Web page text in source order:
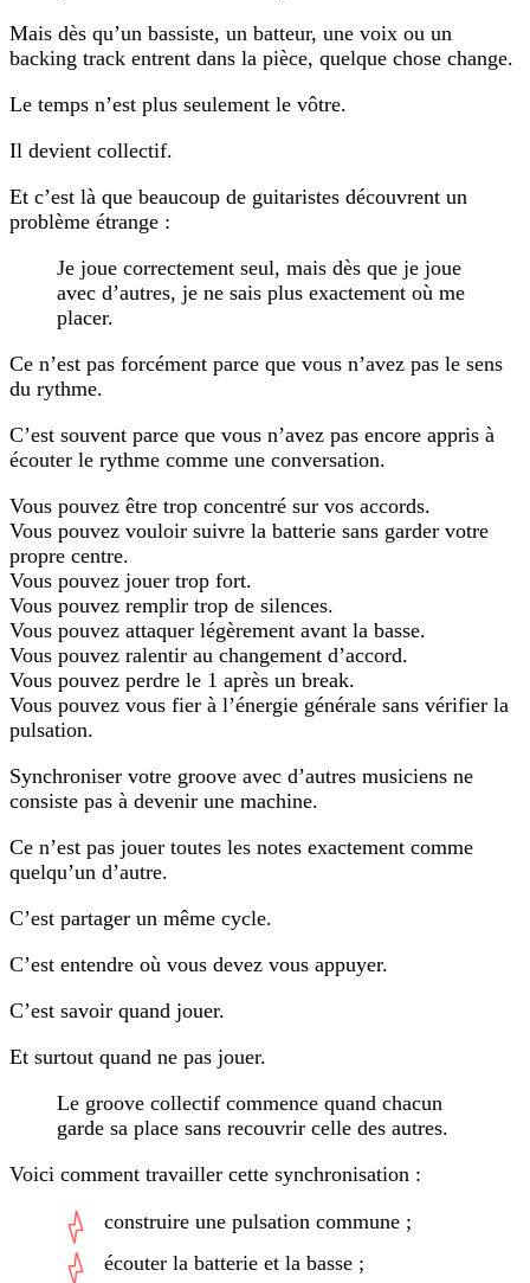
Mais dès qu’un bassiste, un batteur, une voix ou un
backing track entrent dans la pièce, quelque chose change.
Le temps n’est plus seulement le vôtre.
Il devient collectif.
Et c’est là que beaucoup de guitaristes découvrent un
problème étrange :
Je joue correctement seul, mais dès que je joue
avec d’autres, je ne sais plus exactement où me
placer.
Ce n’est pas forcément parce que vous n’avez pas le sens
du rythme.
C’est souvent parce que vous n’avez pas encore appris à
écouter le rythme comme une conversation.
Vous pouvez être trop concentré sur vos accords.
Vous pouvez vouloir suivre la batterie sans garder votre
propre centre.
Vous pouvez jouer trop fort.
Vous pouvez remplir trop de silences.
Vous pouvez attaquer légèrement avant la basse.
Vous pouvez ralentir au changement d’accord.
Vous pouvez perdre le 1 après un break.
Vous pouvez vous fier à l’énergie générale sans vérifier la
pulsation.
Synchroniser votre groove avec d’autres musiciens ne
consiste pas à devenir une machine.
Ce n’est pas jouer toutes les notes exactement comme
quelqu’un d’autre.
C’est partager un même cycle.
C’est entendre où vous devez vous appuyer.
C’est savoir quand jouer.
Et surtout quand ne pas jouer.
Le groove collectif commence quand chacun
garde sa place sans recouvrir celle des autres.
Voici comment travailler cette synchronisation :
construire une pulsation commune ;
écouter la batterie et la basse ;